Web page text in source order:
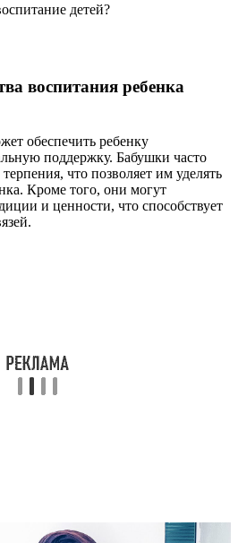
детей?
воспитания ребенка
обеспечить ребенку
поддержку. Бабушки часто
что позволяет им уделять
Кроме того, они могут
и ценности, что способствует